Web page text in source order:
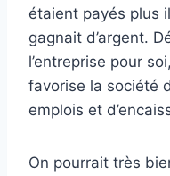
étaient payés plus
gagnait d’argent.
l’entreprise pour
favorise la société
emplois et
On pourrait très